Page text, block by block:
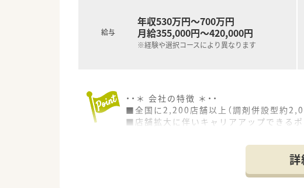
給与
年収530万円～700万円
月給355,000円～420,000円
※経験や選択コースにより異なります
・・＊ 会社の特徴 ＊・・
■全国に2,200店舗以上（調剤併設型約
■店舗拡大に伴いキャリアアップできるポ
■職種や職域に合わせ、豊富な社内研修
■薬剤師が中心の会社だからこそ活躍で
■店舗拡大に伴い、エリアマネジャーや
■在宅や教育等の専門性を活かせるスペ
詳